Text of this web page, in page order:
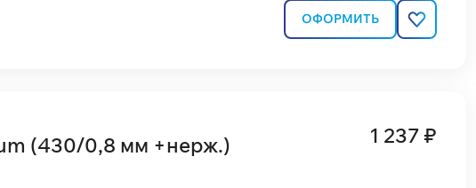
ОФОРМИТЬ
(430/0,8 мм +нерж.)
1 237 ₽